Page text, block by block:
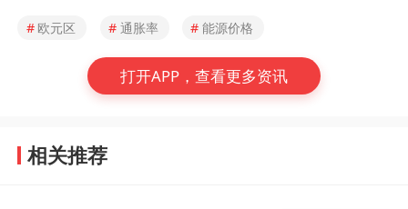
# 欧元区 # 通胀率 # 能源价格
打开APP，查看更多资讯
相关推荐